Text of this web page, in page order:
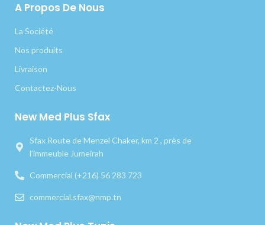
A Propos De Nous
La Société
Nos produits
Livraison
Contactez-Nous
New Med Plus Sfax
Sfax Route de Menzel Chaker, km 2 , près de
l’immeuble Jumeirah
Commercial (+216) 56 283 723
commercial.sfax@nmp.tn